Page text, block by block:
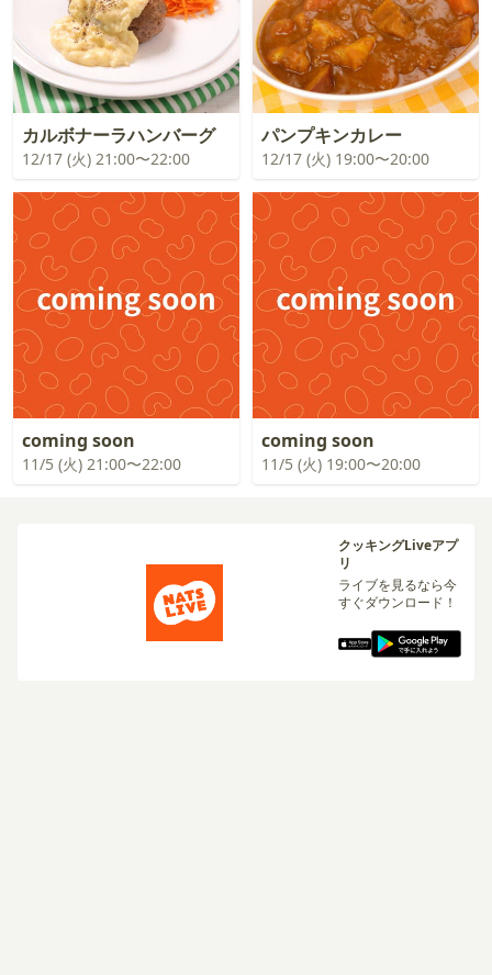
カルボナーラハンバーグ
12/17 (火) 21:00〜22:00
パンプキンカレー
12/17 (火) 19:00〜20:00
coming soon
11/5 (火) 21:00〜22:00
coming soon
11/5 (火) 19:00〜20:00
クッキングLiveアプ
リ
ライブを見るなら今
すぐダウンロード！